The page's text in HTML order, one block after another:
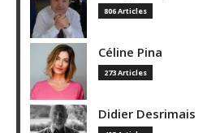
806 Articles
Céline Pina
273 Articles
Didier Desrimais